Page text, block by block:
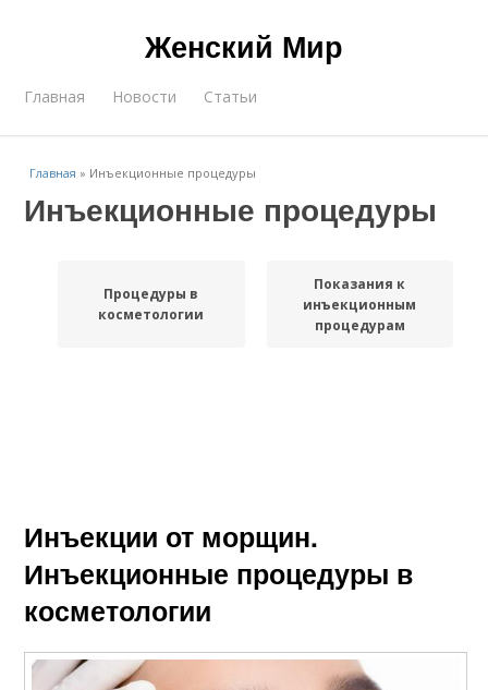
Женский Мир
Главная Новости Статьи
Главная » Инъекционные процедуры
Инъекционные процедуры
Процедуры в
косметологии
Показания к
инъекционным
процедурам
Инъекции от морщин.
Инъекционные процедуры в
косметологии